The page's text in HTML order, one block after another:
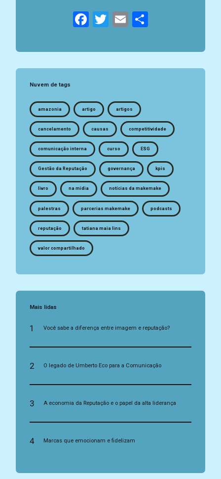
Facebook
Twitter
Email
Nuvem de tags
amazonia artigo artigos
cancelamento causas competitividade
comunicação interna curso ESG
Gestão da Reputação governança kpis
livro na midia notícias da makemake
palestras parcerias makemake podcasts
reputação tatiana maia lins
valor compartilhado
Mais lidas
1 Você sabe a diferença entre imagem e reputação?
2 O legado de Umberto Eco para a Comunicação
3 A economia da Reputação e o papel da alta liderança
4 Marcas que emocionam e fidelizam